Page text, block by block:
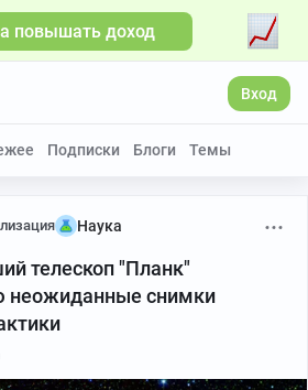
повышать доход
Вход
Подписки Блоги Темы
Наука
телескоп "Планк"
неожиданные снимки